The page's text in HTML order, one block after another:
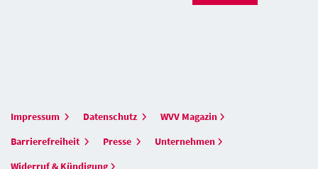
Impressum Datenschutz
WVV Magazin
Barrierefreiheit
Presse
Unternehmen
Widerruf & Kündigung